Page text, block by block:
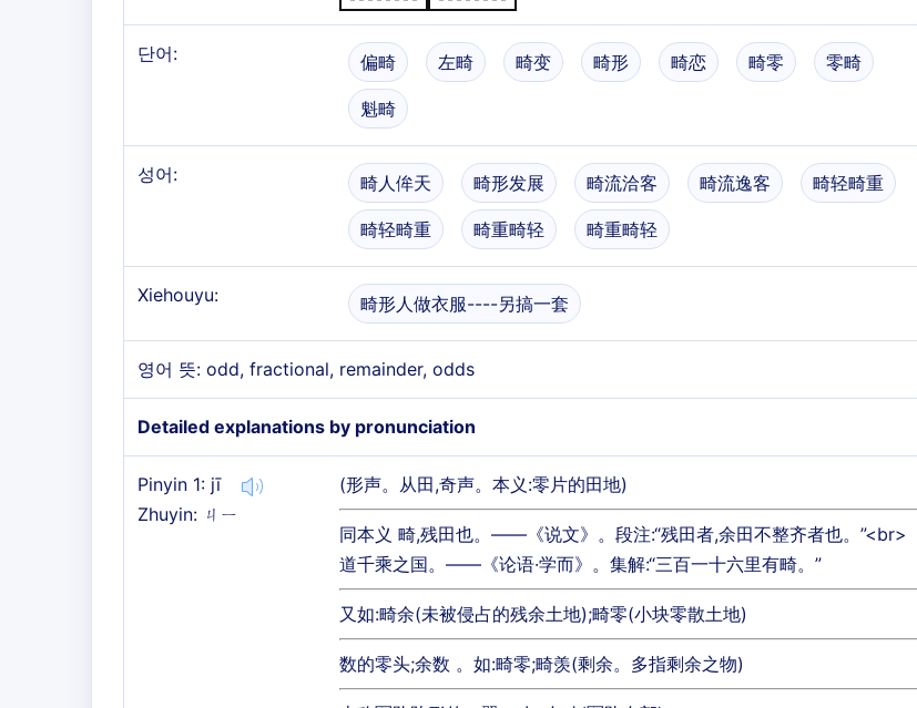
단어: 偏畸 左畸 畸变 畸形 畸恋 畸零 零畸
魁畸
성어: 畸人侔天 畸形发展 畸流洽客 畸流逸客 畸轻畸重
畸轻畸重 畸重畸轻 畸重畸轻
Xiehouyu: 畸形人做衣服----另搞一套
영어 뜻: odd, fractional, remainder, odds
Detailed explanations by pronunciation
Pinyin 1: jī
Zhuyin: ㄐㄧ
(形声。从田,奇声。本义:零片的田地)
同本义 畸,残田也。——《说文》。段注:“残田者,余田不整齐者也。”<br>
道千乘之国。——《论语·学而》。集解:“三百一十六里有畸。”
又如:畸余(未被侵占的残余土地);畸零(小块零散土地)
数的零头;余数 。如:畸零;畸羡(剩余。多指剩余之物)